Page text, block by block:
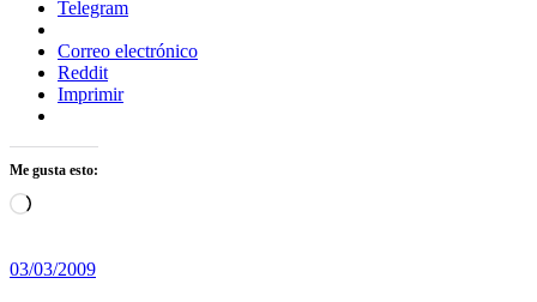
Telegram
Correo electrónico
Reddit
Imprimir
Me gusta esto:
Cargando...
03/03/2009